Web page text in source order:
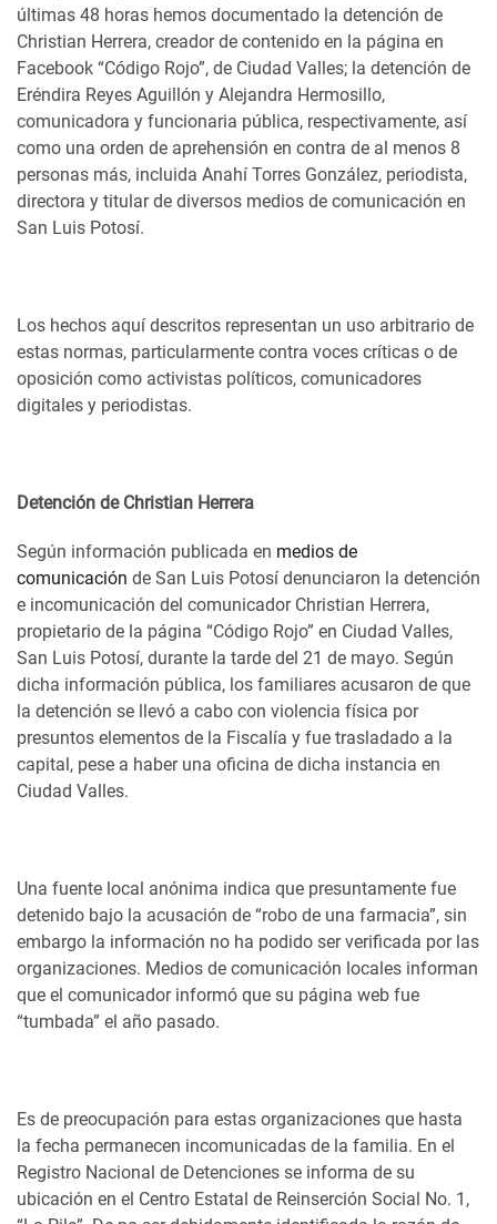
últimas 48 horas hemos documentado la detención de
Christian Herrera, creador de contenido en la página en
Facebook “Código Rojo”, de Ciudad Valles; la detención de
Eréndira Reyes Aguillón y Alejandra Hermosillo,
comunicadora y funcionaria pública, respectivamente, así
como una orden de aprehensión en contra de al menos 8
personas más, incluida Anahí Torres González, periodista,
directora y titular de diversos medios de comunicación en
San Luis Potosí.
Los hechos aquí descritos representan un uso arbitrario de
estas normas, particularmente contra voces críticas o de
oposición como activistas políticos, comunicadores
digitales y periodistas.
Detención de Christian Herrera
Según información publicada en medios de
comunicación de San Luis Potosí denunciaron la detención
e incomunicación del comunicador Christian Herrera,
propietario de la página “Código Rojo” en Ciudad Valles,
San Luis Potosí, durante la tarde del 21 de mayo. Según
dicha información pública, los familiares acusaron de que
la detención se llevó a cabo con violencia física por
presuntos elementos de la Fiscalía y fue trasladado a la
capital, pese a haber una oficina de dicha instancia en
Ciudad Valles.
Una fuente local anónima indica que presuntamente fue
detenido bajo la acusación de “robo de una farmacia”, sin
embargo la información no ha podido ser verificada por las
organizaciones. Medios de comunicación locales informan
que el comunicador informó que su página web fue
“tumbada” el año pasado.
Es de preocupación para estas organizaciones que hasta
la fecha permanecen incomunicadas de la familia. En el
Registro Nacional de Detenciones se informa de su
ubicación en el Centro Estatal de Reinserción Social No. 1,